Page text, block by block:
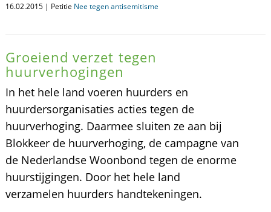
16.02.2015 | Petitie Nee tegen antisemitisme
Groeiend verzet tegen
huurverhogingen
In het hele land voeren huurders en
huurdersorganisaties acties tegen de
huurverhoging. Daarmee sluiten ze aan bij
Blokkeer de huurverhoging, de campagne van
de Nederlandse Woonbond tegen de enorme
huurstijgingen. Door het hele land
verzamelen huurders handtekeningen.